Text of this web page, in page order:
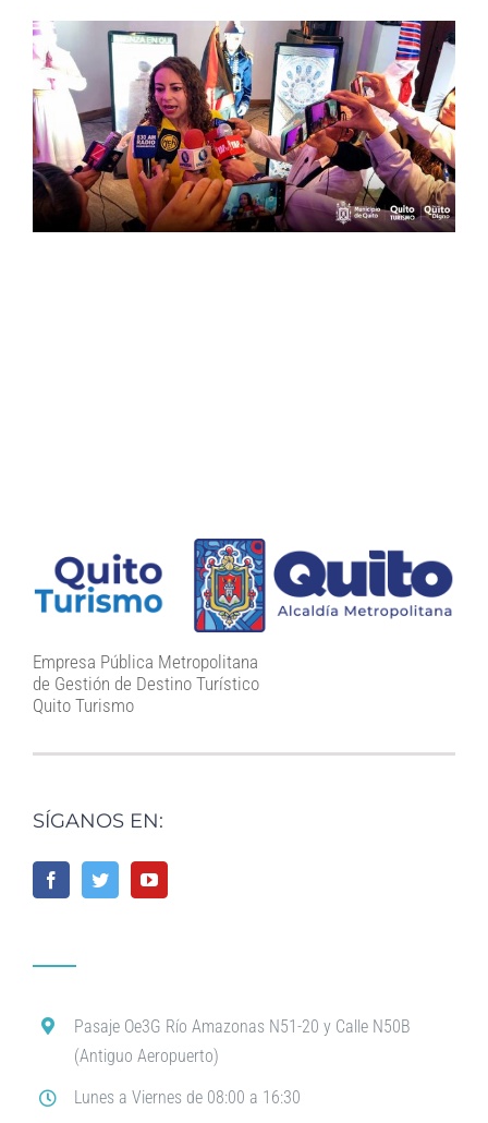
Empresa Pública Metropolitana
de Gestión de Destino Turístico
Quito Turismo
SÍGANOS EN:
Pasaje Oe3G Río Amazonas N51-20 y Calle N50B
(Antiguo Aeropuerto)
Lunes a Viernes de 08:00 a 16:30